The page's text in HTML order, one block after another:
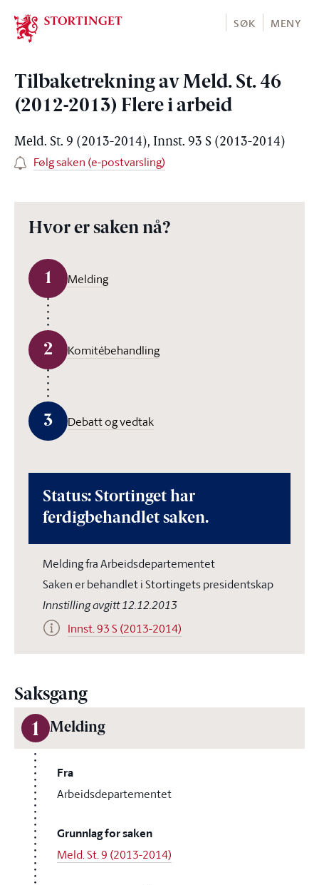
Stortinget.no
SØK MENY
Tilbaketrekning av Meld. St. 46
(2012-2013) Flere i arbeid
Meld. St. 9 (2013-2014), Innst. 93 S (2013-2014)
Følg saken (e-postvarsling)
Hvor er saken nå?
1 Melding
2 Komitébehandling
3 Debatt og vedtak
Status: Stortinget har
ferdigbehandlet saken.
Melding fra Arbeidsdepartementet
Saken er behandlet i Stortingets presidentskap
Innstilling avgitt 12.12.2013
Innst. 93 S (2013-2014)
Saksgang
1 Melding
Fra
Arbeidsdepartementet
Grunnlag for saken
Meld. St. 9 (2013-2014)